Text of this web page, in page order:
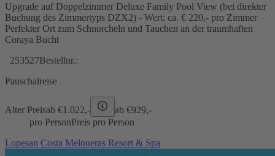
Upgrade auf Doppelzimmer Deluxe Family Pool View (bei direkter
Buchung des Zimmertyps DZX2) - Wert: ca. € 220,- pro Zimmer
Perfekter Ort zum Schnorcheln und Tauchen an der traumhaften
Coraya Bucht
253527Bestellnr.:
Pauschalreise
Alter Preisab €1.022,- ab €929,-
pro PersonPreis pro Person
Lopesan Costa Meloneras Resort & Spa